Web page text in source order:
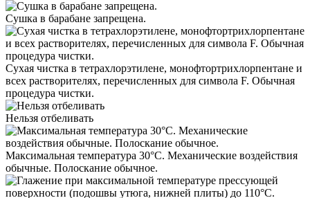
Сушка в барабане запрещена.
Сухая чистка в тетрахлорэтилене, монофтортрихлорпентане и
всех растворителях, перечисленных для символа F. Обычная
процедура чистки.
Нельзя отбеливать
Максимальная температура 30°С. Механические воздействия
обычные. Полоскание обычное.